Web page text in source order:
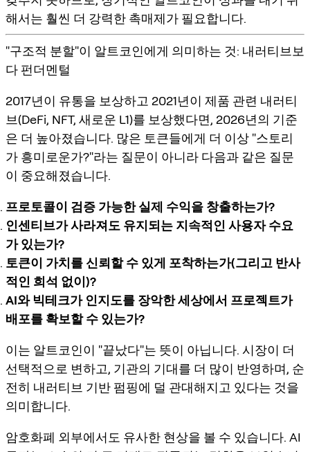
해서는 훨씬 더 강력한 촉매제가 필요합니다.
"구조적 분할"이 알트코인에게 의미하는 것: 내러티브보
다 펀더멘털
2017년이 유통을 보상하고 2021년이 제품 관련 내러티
브(DeFi, NFT, 새로운 L1)를 보상했다면, 2026년의 기준
은 더 높아졌습니다. 많은 토큰들에게 더 이상 "스토리
가 흥미로운가?"라는 질문이 아니라 다음과 같은 질문
이 중요해졌습니다.
프로토콜이 검증 가능한 실제 수익을 창출하는가?
인센티브가 사라져도 유지되는 지속적인 사용자 수요
가 있는가?
토큰이 가치를 신뢰할 수 있게 포착하는가(그리고 반사
적인 희석 없이)?
AI와 빅테크가 인지도를 장악한 세상에서 프로젝트가
배포를 확보할 수 있는가?
이는 알트코인이 "끝났다"는 뜻이 아닙니다. 시장이 더
선택적으로 변하고, 기관의 기대를 더 많이 반영하며, 순
전히 내러티브 기반 펌핑에 덜 관대해지고 있다는 것을
의미합니다.
암호화폐 외부에서도 유사한 현상을 볼 수 있습니다. AI